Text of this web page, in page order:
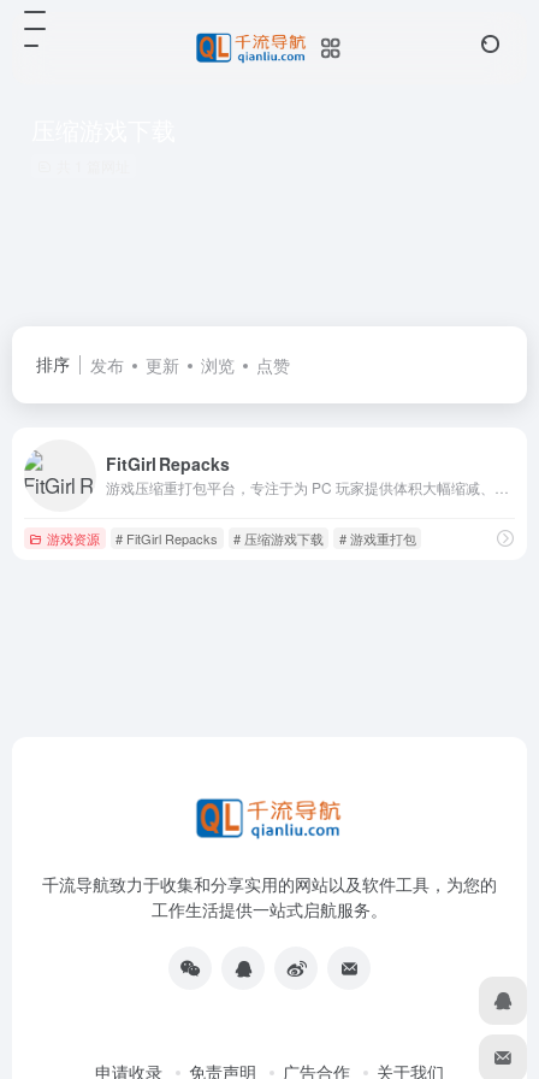
排序 发布 更新 浏览 点赞
FitGirl Repacks
游戏资源 # FitGirl Repacks # 压缩游戏下载 # 游戏重打包
千流导航致力于收集和分享实用的网站以及软件工具，为您的
工作生活提供一站式启航服务。
申请收录 免责声明 广告合作 关于我们